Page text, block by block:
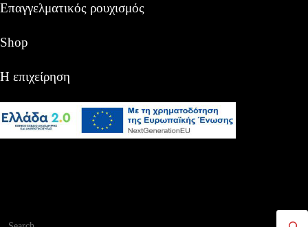
Επαγγελματικός ρουχισμός
Shop
Η επιχείρηση